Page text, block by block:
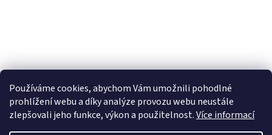
Používáme cookies, abychom Vám umožnili pohodlné
prohlížení webu a díky analýze provozu webu neustále
zlepšovali jeho funkce, výkon a použitelnost.Více informací